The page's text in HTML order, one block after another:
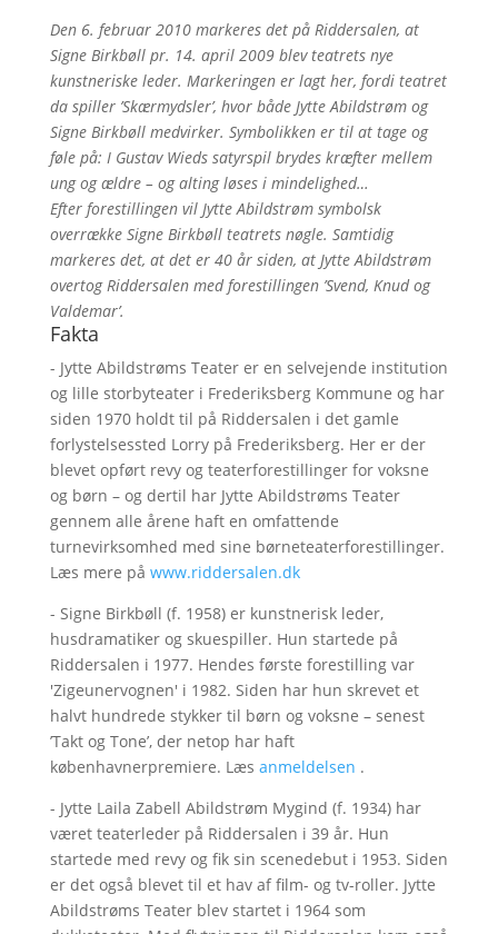
Den 6. februar 2010 markeres det på Riddersalen, at
Signe Birkbøll pr. 14. april 2009 blev teatrets nye
kunstneriske leder. Markeringen er lagt her, fordi teatret
da spiller ’Skærmydsler’, hvor både Jytte Abildstrøm og
Signe Birkbøll medvirker. Symbolikken er til at tage og
føle på: I Gustav Wieds satyrspil brydes kræfter mellem
ung og ældre – og alting løses i mindelighed…
Efter forestillingen vil Jytte Abildstrøm symbolsk
overrække Signe Birkbøll teatrets nøgle. Samtidig
markeres det, at det er 40 år siden, at Jytte Abildstrøm
overtog Riddersalen med forestillingen ’Svend, Knud og
Valdemar’.
Fakta
- Jytte Abildstrøms Teater er en selvejende institution
og lille storbyteater i Frederiksberg Kommune og har
siden 1970 holdt til på Riddersalen i det gamle
forlystelsessted Lorry på Frederiksberg. Her er der
blevet opført revy og teaterforestillinger for voksne
og børn – og dertil har Jytte Abildstrøms Teater
gennem alle årene haft en omfattende
turnevirksomhed med sine børneteaterforestillinger.
Læs mere på www.riddersalen.dk
- Signe Birkbøll (f. 1958) er kunstnerisk leder,
husdramatiker og skuespiller. Hun startede på
Riddersalen i 1977. Hendes første forestilling var
'Zigeunervognen' i 1982. Siden har hun skrevet et
halvt hundrede stykker til børn og voksne – senest
’Takt og Tone’, der netop har haft
københavnerpremiere. Læs anmeldelsen .
- Jytte Laila Zabell Abildstrøm Mygind (f. 1934) har
været teaterleder på Riddersalen i 39 år. Hun
startede med revy og fik sin scenedebut i 1953. Siden
er det også blevet til et hav af film- og tv-roller. Jytte
Abildstrøms Teater blev startet i 1964 som